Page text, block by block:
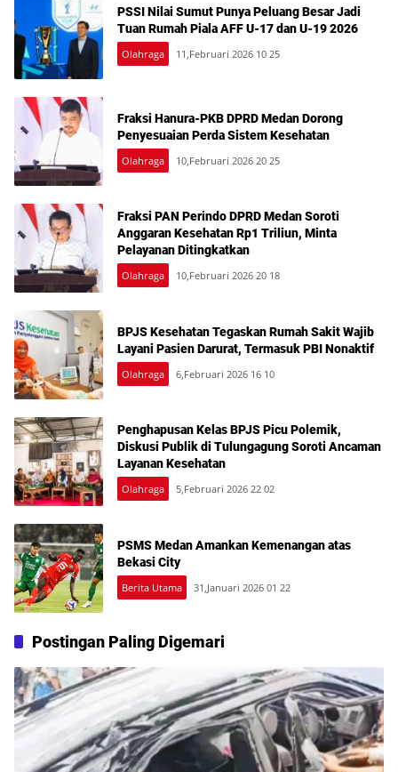
PSSI Nilai Sumut Punya Peluang Besar Jadi
Tuan Rumah Piala AFF U-17 dan U-19 2026
Olahraga 11,Februari 2026 10 25
Fraksi Hanura-PKB DPRD Medan Dorong
Penyesuaian Perda Sistem Kesehatan
Olahraga 10,Februari 2026 20 25
Fraksi PAN Perindo DPRD Medan Soroti
Anggaran Kesehatan Rp1 Triliun, Minta
Pelayanan Ditingkatkan
Olahraga 10,Februari 2026 20 18
BPJS Kesehatan Tegaskan Rumah Sakit Wajib
Layani Pasien Darurat, Termasuk PBI Nonaktif
Olahraga 6,Februari 2026 16 10
Penghapusan Kelas BPJS Picu Polemik,
Diskusi Publik di Tulungagung Soroti Ancaman
Layanan Kesehatan
Olahraga 5,Februari 2026 22 02
PSMS Medan Amankan Kemenangan atas
Bekasi City
Berita Utama 31,Januari 2026 01 22
Postingan Paling Digemari